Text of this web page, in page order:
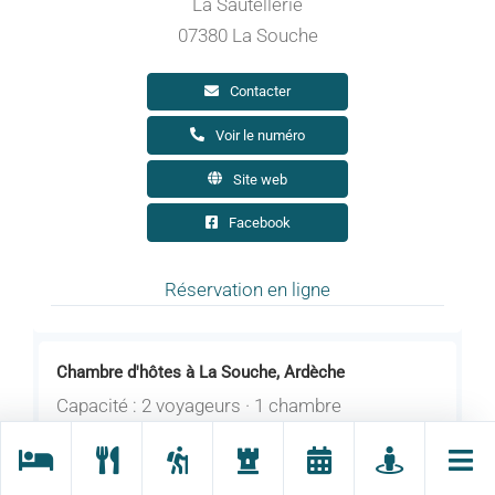
Chambre d'hôtes à La Souche, Ardèche
Capacité : 2 voyageurs · 1 chambre
Ouverture : Du 01/04 au 20/10/2026 tous les
jours.
07380 La Souche
Contacter
Voir le numéro
Site web
Facebook
Réservation en ligne